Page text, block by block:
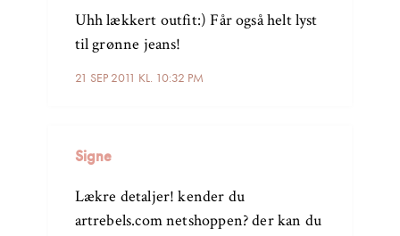
21 SEP 2011 KL. 10:32 PM
Uhh lækkert outfit:) Får også helt lyst
til grønne jeans!
Signe
Lækre detaljer! kender du
artrebels.com netshoppen? der kan du